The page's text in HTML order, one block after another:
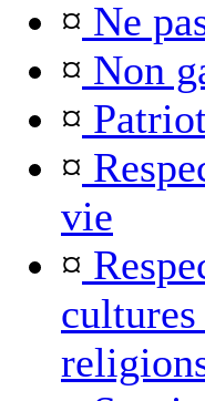
¤ Ne
¤ Non
¤
¤
vie
¤
cultures